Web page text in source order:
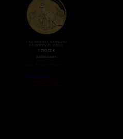
1 OZ NUGGET KÄNGURU
GOLDMÜNZE (2020)
1.789,02€
Goldmünzen
Weiterlesen
Nicht auf Lager